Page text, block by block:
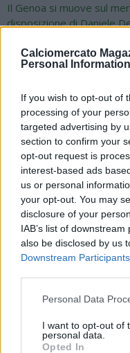
Calciomercato
Personal Information
If you wish to opt-out of
processing of your
targeted advertising by
section to confirm your
opt-out request is
interest-based ads
us or personal
your opt-out. You may
disclosure of your
IAB’s list of
also be disclosed by us
Downstream Participants
Personal Data
I want to opt-out of
personal data.
Opted In
Il Genoa si muove sul
disposizione di Daniele
stagione di Serie A
è particolarmente
attualmente è la
contatti per provare a
settimana. Per il reparto
resiste anche l'opzione
Genoa per il proprio
Fonte: